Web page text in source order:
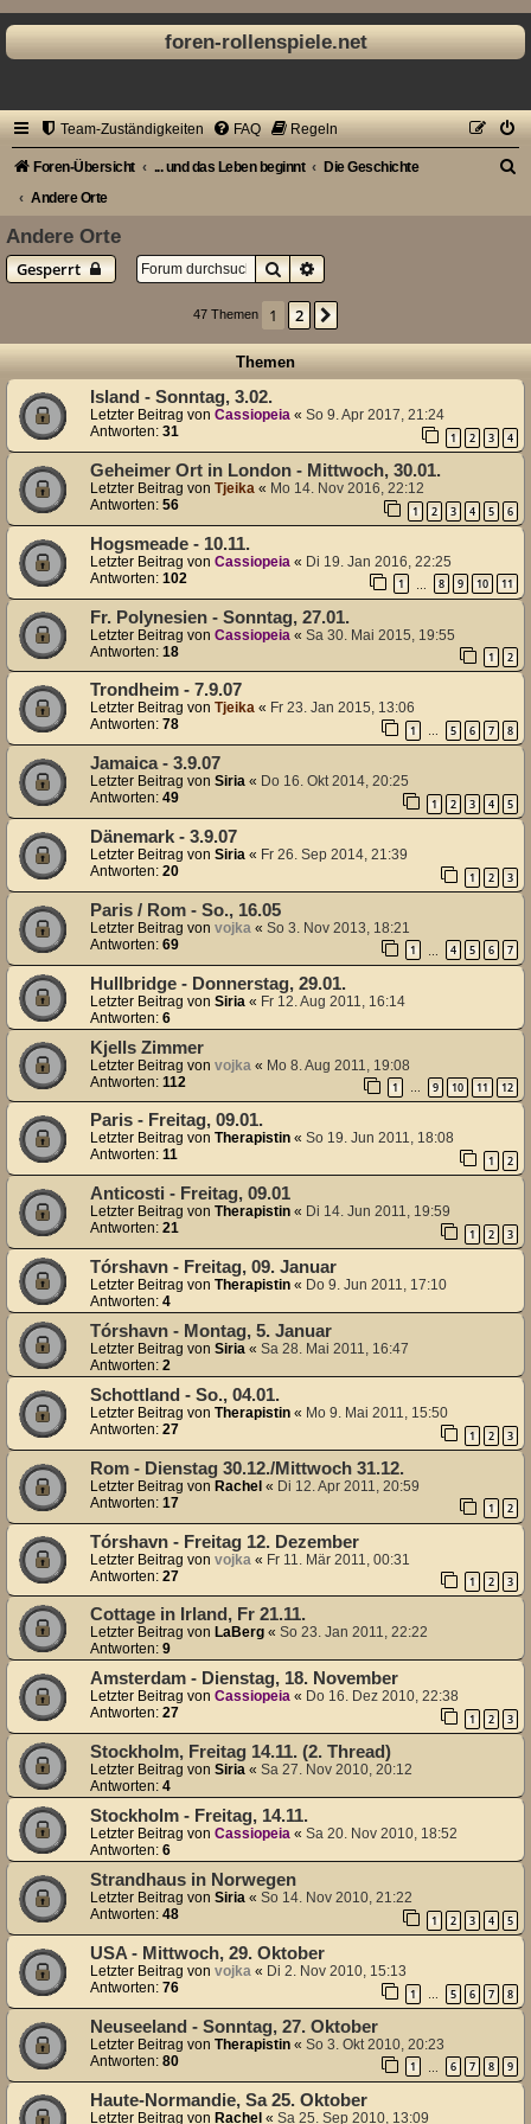
foren-rollenspiele.net
Team-Zuständigkeiten FAQ Regeln
Foren-Übersicht ... und das Leben beginnt
Die Geschichte
Andere Orte
Andere Orte
Gesperrt
SucheErweiterte Suche
47 Themen 1 2
Themen
Island - Sonntag, 3.02.
Letzter Beitrag von Cassiopeia « So 9. Apr 2017, 21:24
Antworten: 31 1 2 3 4
Geheimer Ort in London - Mittwoch, 30.01.
Letzter Beitrag von Tjeika « Mo 14. Nov 2016, 22:12
Antworten: 56 1 2 3 4 5 6
Hogsmeade - 10.11.
Letzter Beitrag von Cassiopeia « Di 19. Jan 2016, 22:25
Antworten: 102 1 8 9 10 11
Fr. Polynesien - Sonntag, 27.01.
Letzter Beitrag von Cassiopeia « Sa 30. Mai 2015, 19:55
Antworten: 18 1 2
Trondheim - 7.9.07
Letzter Beitrag von Tjeika « Fr 23. Jan 2015, 13:06
Antworten: 78 1 … 5 6 7 8
Jamaica - 3.9.07
Letzter Beitrag von Siria « Do 16. Okt 2014, 20:25
Antworten: 49 1 2 3 4 5
Dänemark - 3.9.07
Letzter Beitrag von Siria « Fr 26. Sep 2014, 21:39
Antworten: 20 1 2 3
Paris / Rom - So., 16.05
Letzter Beitrag von vojka « So 3. Nov 2013, 18:21
Antworten: 69 1 4 5 6 7
Hullbridge - Donnerstag, 29.01.
Letzter Beitrag von Siria « Fr 12. Aug 2011, 16:14
Antworten: 6
Kjells Zimmer
Letzter Beitrag von vojka « Mo 8. Aug 2011, 19:08
Antworten: 112 1 … 9 10 11 12
Paris - Freitag, 09.01.
Letzter Beitrag von Therapistin « So 19. Jun 2011, 18:08
Antworten: 11 1 2
Anticosti - Freitag, 09.01
Letzter Beitrag von Therapistin « Di 14. Jun 2011, 19:59
Antworten: 21 1 2 3
Tórshavn - Freitag, 09. Januar
Letzter Beitrag von Therapistin « Do 9. Jun 2011, 17:10
Antworten: 4
Tórshavn - Montag, 5. Januar
Letzter Beitrag von Siria « Sa 28. Mai 2011, 16:47
Antworten: 2
Schottland - So., 04.01.
Letzter Beitrag von Therapistin « Mo 9. Mai 2011, 15:50
Antworten: 27 1 2 3
Rom - Dienstag 30.12./Mittwoch 31.12.
Letzter Beitrag von Rachel « Di 12. Apr 2011, 20:59
Antworten: 17 1 2
Tórshavn - Freitag 12. Dezember
Letzter Beitrag von vojka « Fr 11. Mär 2011, 00:31
Antworten: 27 1 2 3
Cottage in Irland, Fr 21.11.
Letzter Beitrag von LaBerg « So 23. Jan 2011, 22:22
Antworten: 9
Amsterdam - Dienstag, 18. November
Letzter Beitrag von Cassiopeia « Do 16. Dez 2010, 22:38
Antworten: 27 1 2 3
Stockholm, Freitag 14.11. (2. Thread)
Letzter Beitrag von Siria « Sa 27. Nov 2010, 20:12
Antworten: 4
Stockholm - Freitag, 14.11.
Letzter Beitrag von Cassiopeia « Sa 20. Nov 2010, 18:52
Antworten: 6
Strandhaus in Norwegen
Letzter Beitrag von Siria « So 14. Nov 2010, 21:22
Antworten: 48 1 2 3 4 5
USA - Mittwoch, 29. Oktober
Letzter Beitrag von vojka « Di 2. Nov 2010, 15:13
Antworten: 76 1 5 6 7 8
Neuseeland - Sonntag, 27. Oktober
Letzter Beitrag von Therapistin « So 3. Okt 2010, 20:23
Antworten: 80 1 6 7 8 9
Haute-Normandie, Sa 25. Oktober
Letzter Beitrag von Rachel « Sa 25. Sep 2010, 13:09